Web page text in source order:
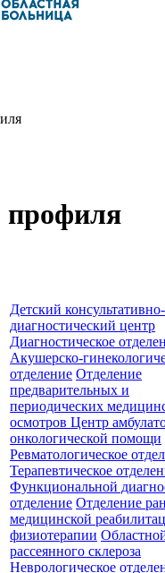
профиля
Детский консультативно-
диагностический центр
Диагностическое
Акушерско-
отделение Отделение
предварительных и
периодических
осмотровЦентр
онкологической помощи
Ревматологическое
Терапевтическое
Функциональной
отделение Отделение
медицинской
физиотерапии
рассеянного склероза
Неврологическое